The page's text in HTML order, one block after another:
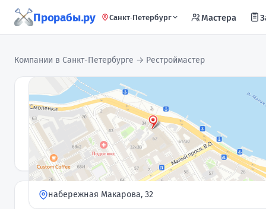
Прорабы.ру Санкт-Петербург Мастера
Компании в Санкт-Петербурге → Рестроймастер
Рестроймастер
Компания ·
Проверен
★4,9· 159 отзывов
Компания
набережная Макарова, 32